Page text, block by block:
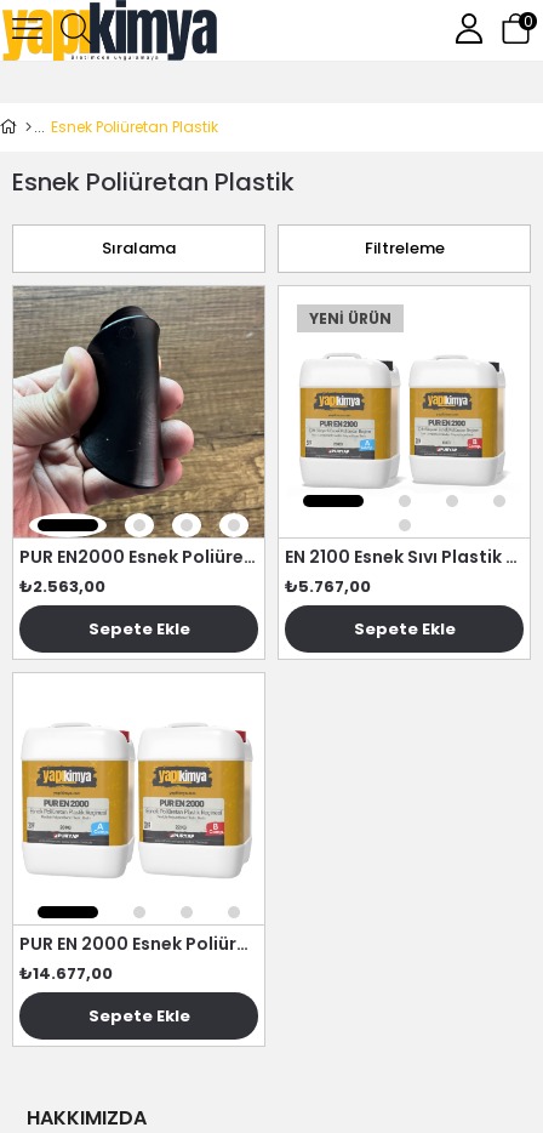
0
Esnek Poliüretan Plastik
Esnek Poliüretan Plastik
Filtreleme
Sıralama
PUR EN2000 Esnek Poliüretan Sıvı Plastik 5 kg
₺2.563,00
YENI ÜRÜN
Sepete Ekle
EN 2100 Esnek Sıvı Plastik Reçine 14 kg
₺5.767,00
YENI ÜRÜN
Sepete Ekle
PUR EN 2000 Esnek Poliüretan Sıvı Plastik 42 kg
₺14.677,00
Sepete Ekle
HAKKIMIZDA